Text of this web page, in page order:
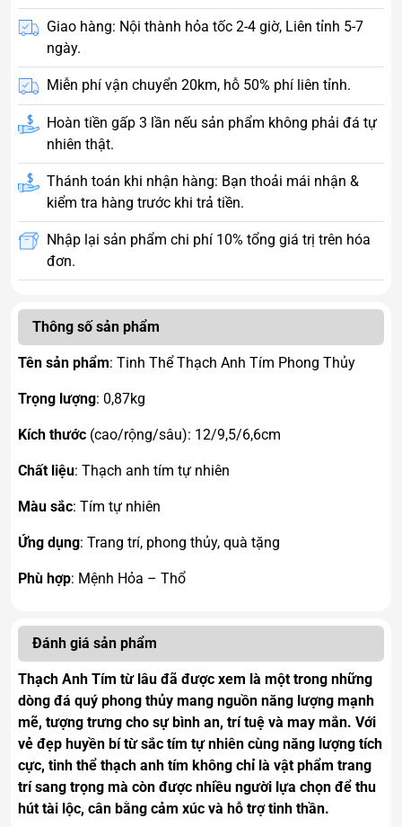
Giao hàng: Nội thành hỏa tốc 2-4 giờ, Liên tỉnh 5-7
ngày.
Miễn phí vận chuyển 20km, hỗ 50% phí liên tỉnh.
Hoàn tiền gấp 3 lần nếu sản phẩm không phải đá tự
nhiên thật.
Thánh toán khi nhận hàng: Bạn thoải mái nhận &
kiểm tra hàng trước khi trả tiền.
Nhập lại sản phẩm chi phí 10% tổng giá trị trên hóa
đơn.
Thông số sản phẩm
Tên sản phẩm: Tinh Thể Thạch Anh Tím Phong Thủy
Trọng lượng: 0,87kg
Kích thước (cao/rộng/sâu): 12/9,5/6,6cm
Chất liệu: Thạch anh tím tự nhiên
Màu sắc: Tím tự nhiên
Ứng dụng: Trang trí, phong thủy, quà tặng
Phù hợp: Mệnh Hỏa – Thổ
Đánh giá sản phẩm
Thạch Anh Tím từ lâu đã được xem là một trong những
dòng đá quý phong thủy mang nguồn năng lượng mạnh
mẽ, tượng trưng cho sự bình an, trí tuệ và may mắn. Với
vẻ đẹp huyền bí từ sắc tím tự nhiên cùng năng lượng tích
cực, tinh thể thạch anh tím không chỉ là vật phẩm trang
trí sang trọng mà còn được nhiều người lựa chọn để thu
hút tài lộc, cân bằng cảm xúc và hỗ trợ tinh thần.